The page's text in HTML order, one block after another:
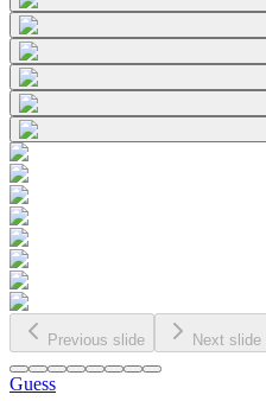
Previous slide Next slide
Guess